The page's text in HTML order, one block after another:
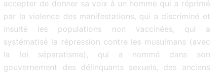
accepter de donner sa voix à un homme qui a réprimé
par la violence des manifestations, qui a discriminé et
insulté les populations non vaccinées, qui a
systématisé la répression contre les musulmans (avec
la loi séparatisme), qui a nommé dans son
gouvernement des délinquants sexuels, des anciens